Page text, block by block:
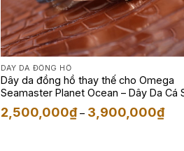
DÂY DA ĐỒNG HỒ
Dây da đồng hồ thay thế cho Omega
Seamaster Planet Ocean – Dây Da Cá
Màu Đen
2,500,000₫ – 3,900,000₫
giá: